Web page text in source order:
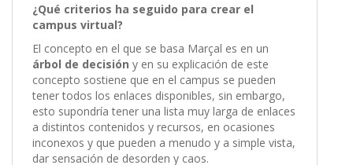
¿Qué criterios ha seguido para crear el
campus virtual?
El concepto en el que se basa Marçal es en un
árbol de decisión y en su explicación de este
concepto sostiene que en el campus se pueden
tener todos los enlaces disponibles, sin embargo,
esto supondría tener una lista muy larga de enlaces
a distintos contenidos y recursos, en ocasiones
inconexos y que pueden a menudo y a simple vista,
dar sensación de desorden y caos.